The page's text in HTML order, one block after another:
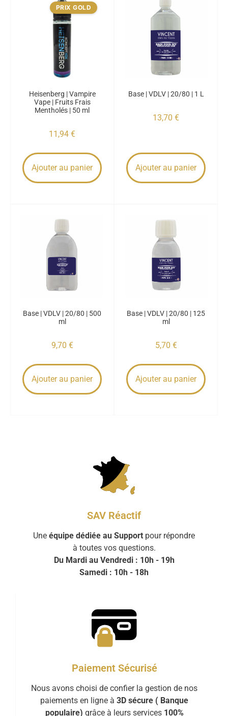
PRIX GOLD
Heisenberg | Vampire
Vape | Fruits Frais
Mentholés | 50 ml
11,94 €
Ajouter au panier
Base | VDLV | 20/80 | 1 L
13,70 €
Ajouter au panier
Base | VDLV | 20/80 | 500
ml
9,70 €
Ajouter au panier
Base | VDLV | 20/80 | 125
ml
5,70 €
Ajouter au panier
SAV Réactif
Une équipe dédiée au Support pour répondre
à toutes vos questions.
Du Mardi au Vendredi : 10h - 19h
Samedi : 10h - 18h
Paiement Sécurisé
Nous avons choisi de confier la gestion de nos
paiements en ligne à 3D sécure ( Banque
populaire) grâce à leurs services 100%